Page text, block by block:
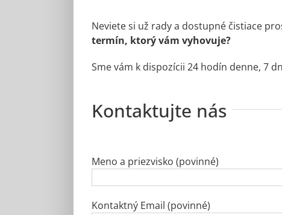
Neviete si už rady a dostupné čistiace
termín, ktorý vám vyhovuje?
Sme vám k dispozícii 24 hodín denne, 7
Kontaktujte nás
Meno a priezvisko (povinné)
Kontaktný Email (povinné)